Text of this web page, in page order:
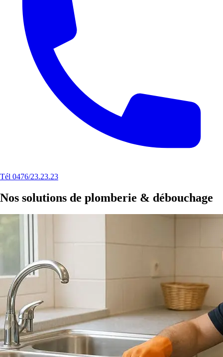
Tél 0476/23.23.23
Nos solutions de plomberie & débouchage